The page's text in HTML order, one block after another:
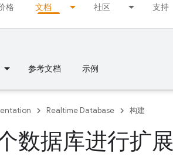
格 文档 社区 支持
参考文档 示例
Realtime Database 构建
数据库进行扩展